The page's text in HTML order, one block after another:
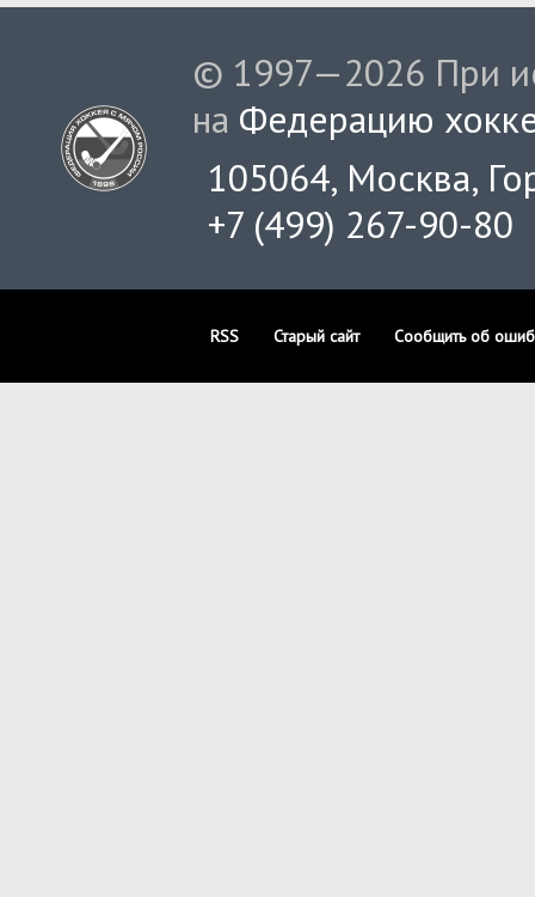
© 1997—2026 При
на Федерацию
105064, Москва,
+7 (499) 267-90-80
RSS Старый сайт Сообщить об